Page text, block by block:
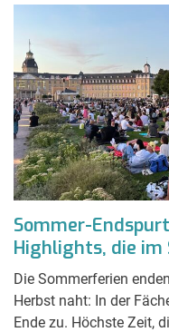
Sommer-
Highlights, die im
Die Sommerferien
Herbst naht: In der
Ende zu. Höchste Zeit,